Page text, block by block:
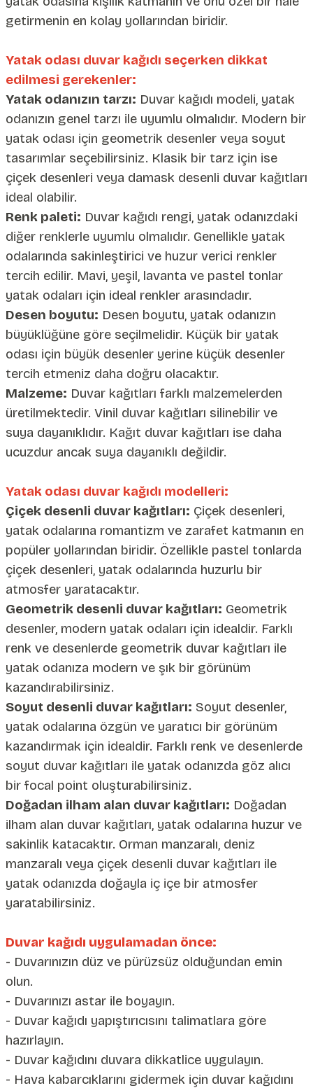
Duvar Kanvası
getirmenin en kolay yollarından biridir.
Yatak odası duvar kağıdı seçerken dikkat
edilmesi gerekenler:
Yatak odanızın tarzı: Duvar kağıdı modeli, yatak
odanızın genel tarzı ile uyumlu olmalıdır. Modern bir
yatak odası için geometrik desenler veya soyut
tasarımlar seçebilirsiniz. Klasik bir tarz için ise
çiçek desenleri veya damask desenli duvar kağıtları
ideal olabilir.
Renk paleti: Duvar kağıdı rengi, yatak odanızdaki
diğer renklerle uyumlu olmalıdır. Genellikle yatak
odalarında sakinleştirici ve huzur verici renkler
tercih edilir. Mavi, yeşil, lavanta ve pastel tonlar
yatak odaları için ideal renkler arasındadır.
Desen boyutu: Desen boyutu, yatak odanızın
büyüklüğüne göre seçilmelidir. Küçük bir yatak
odası için büyük desenler yerine küçük desenler
tercih etmeniz daha doğru olacaktır.
Malzeme: Duvar kağıtları farklı malzemelerden
üretilmektedir. Vinil duvar kağıtları silinebilir ve
suya dayanıklıdır. Kağıt duvar kağıtları ise daha
ucuzdur ancak suya dayanıklı değildir.
Yatak odası duvar kağıdı modelleri:
Çiçek desenli duvar kağıtları: Çiçek desenleri,
yatak odalarına romantizm ve zarafet katmanın en
popüler yollarından biridir. Özellikle pastel tonlarda
çiçek desenleri, yatak odalarında huzurlu bir
atmosfer yaratacaktır.
Geometrik desenli duvar kağıtları: Geometrik
desenler, modern yatak odaları için idealdir. Farklı
renk ve desenlerde geometrik duvar kağıtları ile
yatak odanıza modern ve şık bir görünüm
kazandırabilirsiniz.
Soyut desenli duvar kağıtları: Soyut desenler,
yatak odalarına özgün ve yaratıcı bir görünüm
kazandırmak için idealdir. Farklı renk ve desenlerde
soyut duvar kağıtları ile yatak odanızda göz alıcı
bir focal point oluşturabilirsiniz.
Doğadan ilham alan duvar kağıtları: Doğadan
ilham alan duvar kağıtları, yatak odalarına huzur ve
sakinlik katacaktır. Orman manzaralı, deniz
manzaralı veya çiçek desenli duvar kağıtları ile
yatak odanızda doğayla iç içe bir atmosfer
yaratabilirsiniz.
Duvar kağıdı uygulamadan önce:
- Duvarınızın düz ve pürüzsüz olduğundan emin
olun.
- Duvarınızı astar ile boyayın.
- Duvar kağıdı yapıştırıcısını talimatlara göre
hazırlayın.
- Duvar kağıdını duvara dikkatlice uygulayın.
- Hava kabarcıklarını gidermek için duvar kağıdını